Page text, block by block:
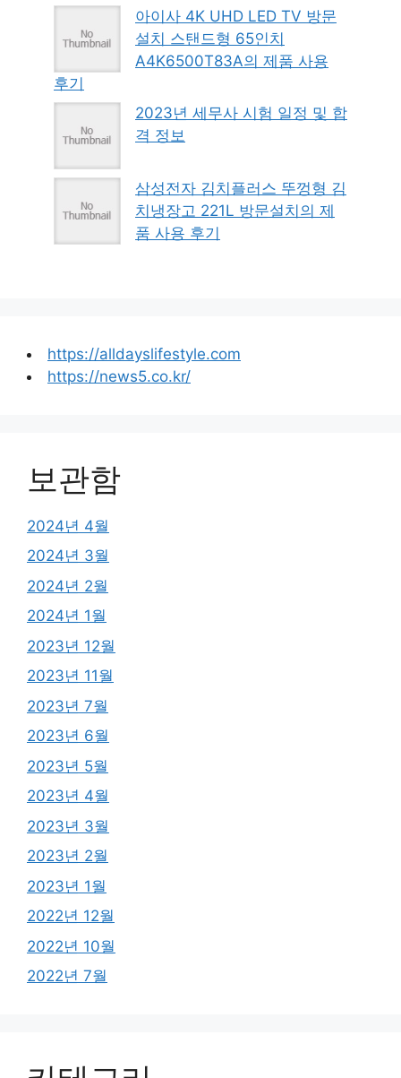
아이사 4K UHD LED TV 방문
설치 스탠드형 65인치
A4K6500T83A의 제품 사용
후기
2023년 세무사 시험 일정 및 합
격 정보
삼성전자 김치플러스 뚜껑형 김
치냉장고 221L 방문설치의 제
품 사용 후기
https://alldayslifestyle.com
https://news5.co.kr/
보관함
2024년 4월
2024년 3월
2024년 2월
2024년 1월
2023년 12월
2023년 11월
2023년 7월
2023년 6월
2023년 5월
2023년 4월
2023년 3월
2023년 2월
2023년 1월
2022년 12월
2022년 10월
2022년 7월